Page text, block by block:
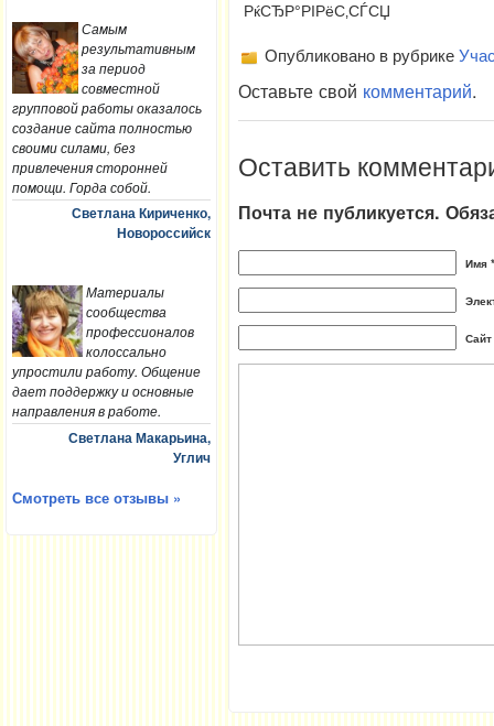
Самым
результативным
за период
совместной
групповой работы оказалось
создание сайта полностью
своими силами, без
привлечения сторонней
помощи. Горда собой.
Светлана Кириченко,
Новороссийск
Материалы
сообщества
профессионалов
колоссально
упростили работу. Общение
дает поддержку и основные
направления в работе.
Светлана Макарьина,
Углич
Смотреть все отзывы »
РќСЂР°РІРёС‚СЃСЏ
Опубликовано в рубрике
Оставьте свой комментарий.
Оставить
Почта не публикуется.
Имя *
Сайт